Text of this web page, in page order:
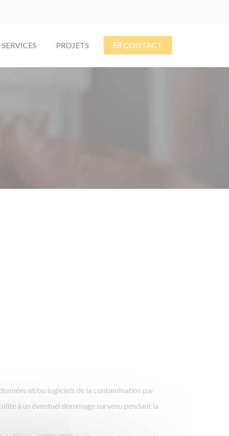
SERVICES PROJETS CONTACT
et/ou logiciels de la contamination par
à un éventuel dommage survenu pendant la